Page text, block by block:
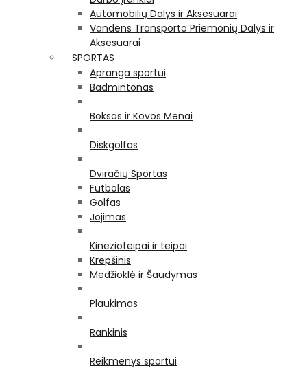
Automobilių Dalys ir Aksesuarai
Vandens Transporto Priemonių Dalys ir
Aksesuarai
SPORTAS
Apranga sportui
Badmintonas
Boksas ir Kovos Menai
Diskgolfas
Dviračių Sportas
Futbolas
Golfas
Jojimas
Kinezioteipai ir teipai
Krepšinis
Medžioklė ir Šaudymas
Plaukimas
Rankinis
Reikmenys sportui